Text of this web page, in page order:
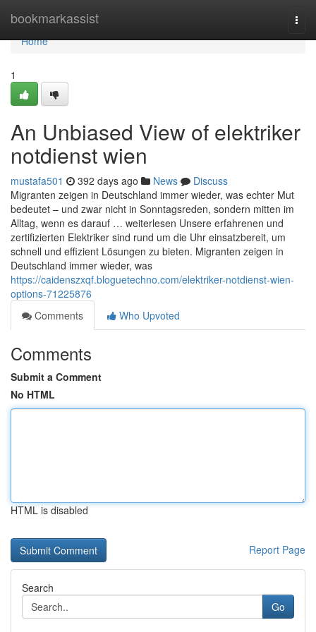
bookmarkassist
Home
Home
1
An Unbiased View of elektriker
notdienst wien
mustafa501 392 days ago News
Discuss
Migranten zeigen in Deutschland immer wieder, was echter Mut
bedeutet – und zwar nicht in Sonntagsreden, sondern mitten im
Alltag, wenn es darauf … weiterlesen Unsere erfahrenen und
zertifizierten Elektriker sind rund um die Uhr einsatzbereit, um
schnell und effizient Lösungen zu bieten. Migranten zeigen in
Deutschland immer wieder, was
https://caidenszxqf.bloguetechno.com/elektriker-notdienst-wien-
options-71225876
Comments
Who Upvoted
Comments
Submit a Comment
No HTML
HTML is disabled
Report Page
Search
Go